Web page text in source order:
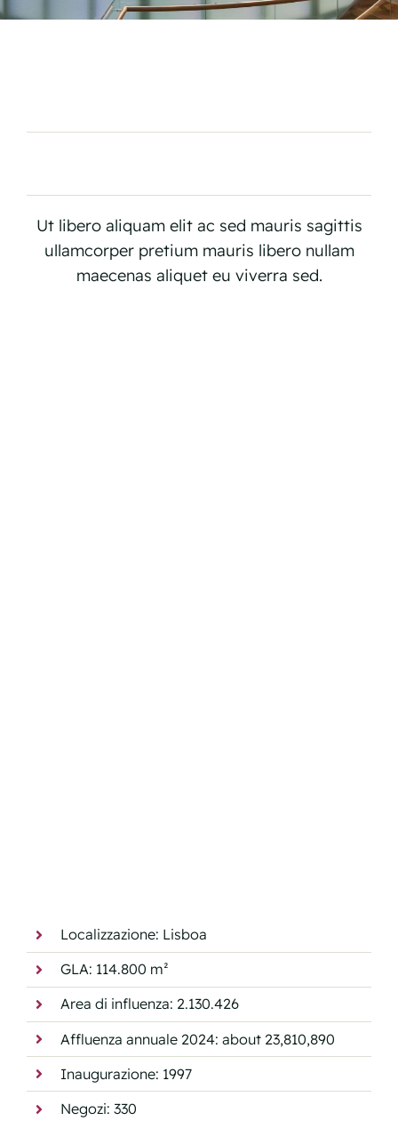
Ut libero aliquam elit ac sed mauris sagittis
ullamcorper pretium mauris libero nullam
maecenas aliquet eu viverra sed.
Localizzazione: Lisboa
GLA: 114.800 m²
Area di influenza: 2.130.426
Affluenza annuale 2024: about 23,810,890
Inaugurazione: 1997
Negozi: 330